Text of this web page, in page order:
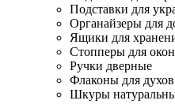
Подставки для
Органайзеры для
Ящики для
Стопперы для
Ручки дверные
Флаконы для
Шкуры